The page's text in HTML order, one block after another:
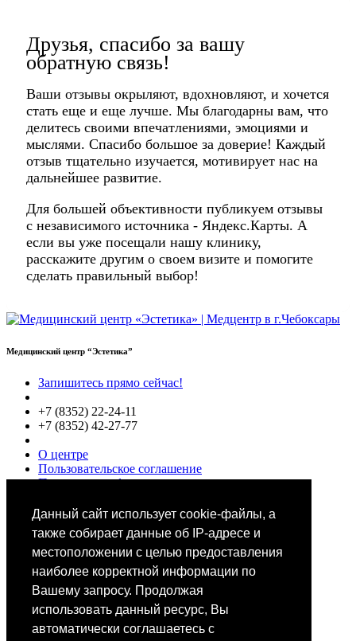
Данный сайт использует cookie-файлы, а
также собирает данные об IP-адресе и
местоположении с целью предоставления
наиболее корректной информации по
Вашему запросу. Продолжая
использовать данный ресурс, Вы
автоматически соглашаетесь с
Друзья, спасибо за вашу
обратную связь!
Ваши отзывы окрыляют, вдохновляют, и хочется
стать еще и еще лучше. Мы благодарны вам, что
делитесь своими впечатлениями, эмоциями и
мыслями. Спасибо большое за доверие! Каждый
отзыв тщательно изучается, мотивирует нас на
дальнейшее развитие.
Для большей объективности публикуем отзывы
с независимого источника - Яндекс.Карты. А
если вы уже посещали нашу клинику,
расскажите другим о своем визите и помогите
сделать правильный выбор!
Медицинский центр “Эстетика”
Запишитесь прямо сейчас!
+7 (8352) 22-24-11
+7 (8352) 42-27-77
О центре
Пользовательское соглашение
Политики конфиденциальности
Специалисты
Выбор звезд
Мобильное приложение